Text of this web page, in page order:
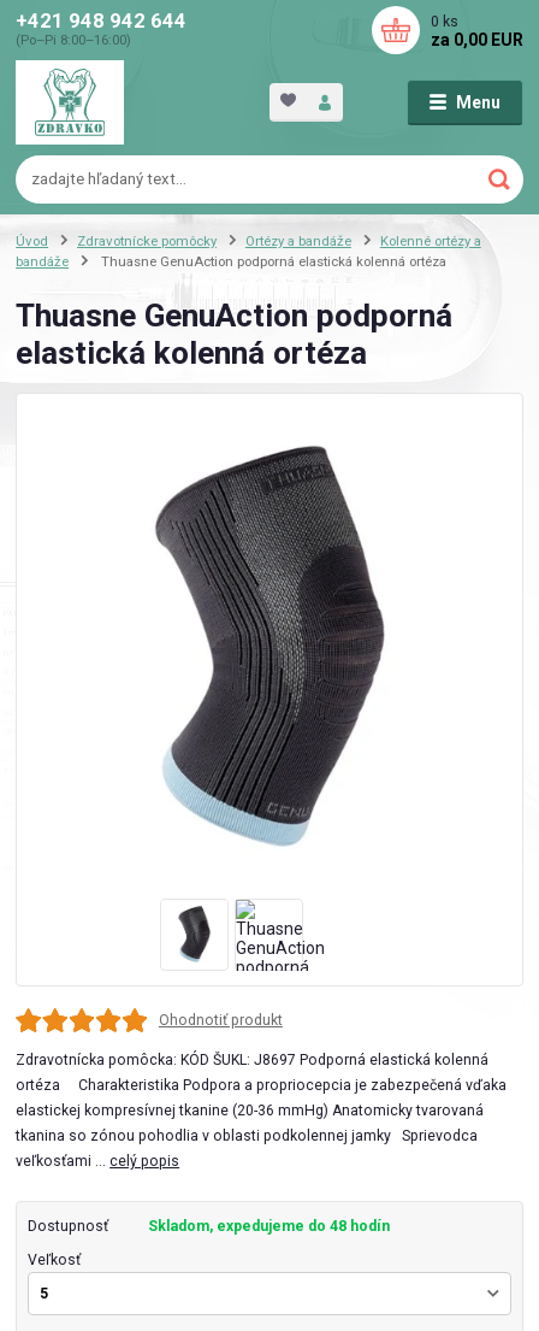
Menu
+421 948 942 644
(Po–Pi 8:00–16:00)
0 ks
za 0,00 EUR
Úvod Zdravotnícke pomôcky Ortézy a bandáže
Kolenné ortézy a
bandáže
Thuasne GenuAction podporná elastická kolenná ortéza
Thuasne GenuAction podporná
elastická kolenná ortéza
Ohodnotiť produkt
Zdravotnícka pomôcka: KÓD ŠUKL: J8697 Podporná elastická kolenná
ortéza Charakteristika Podpora a propriocepcia je zabezpečená vďaka
elastickej kompresívnej tkanine (20-36 mmHg) Anatomicky tvarovaná
tkanina so zónou pohodlia v oblasti podkolennej jamky Sprievodca
veľkosťami ...celý popis
Dostupnosť Skladom, expedujeme do 48 hodín
Veľkosť